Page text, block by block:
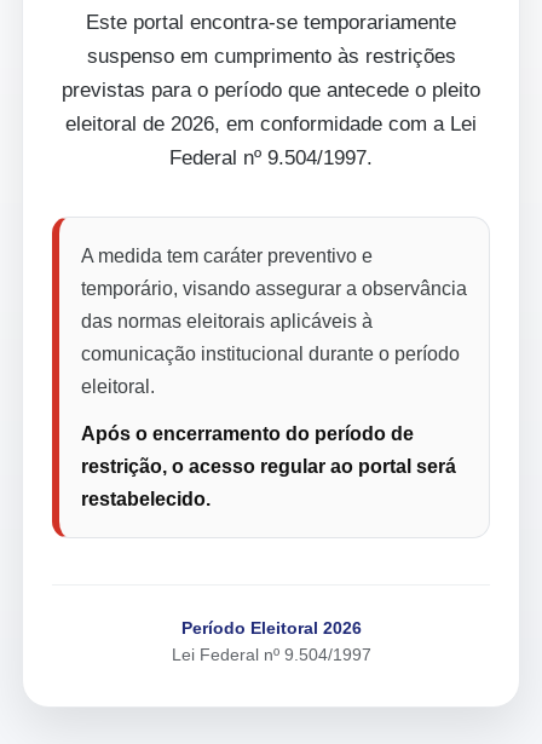
Este portal encontra-se temporariamente
suspenso em cumprimento às restrições
previstas para o período que antecede o pleito
eleitoral de 2026, em conformidade com a Lei
Federal nº 9.504/1997.
A medida tem caráter preventivo e
temporário, visando assegurar a observância
das normas eleitorais aplicáveis à
comunicação institucional durante o período
eleitoral.
Após o encerramento do período de
restrição, o acesso regular ao portal será
restabelecido.
Período Eleitoral 2026
Lei Federal nº 9.504/1997